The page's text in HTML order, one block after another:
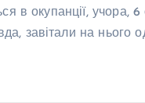
в окупанції, учора,
завітали на нього